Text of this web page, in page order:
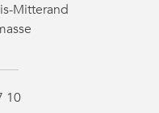
Mitterand
10